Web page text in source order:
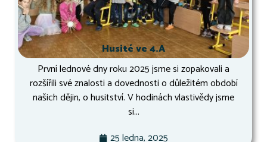
Husité ve 4.A
První lednové dny roku 2025 jsme si zopakovali a
rozšířili své znalosti a dovednosti o důležitém období
našich dějin, o husitství. V hodinách vlastivědy jsme
si...
25 ledna, 2025